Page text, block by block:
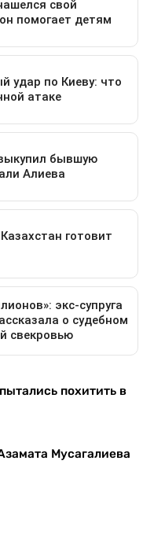
похитить в
Мусагалиева